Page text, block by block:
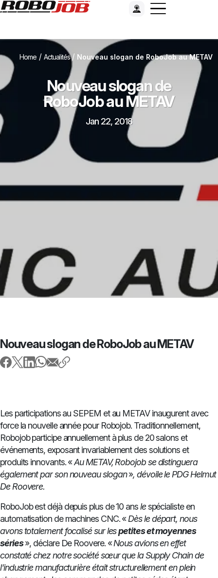
Home / Actualités/ Nouveau slogan de RoboJob au METAV
Nouveau slogan de
RoboJob au METAV
Jan 22, 2018
Nouveau slogan de RoboJob au METAV
Les participations au SEPEM et au METAV inaugurent avec
force la nouvelle année pour Robojob. Traditionnellement,
Robojob participe annuellement à plus de 20 salons et
événements, exposant invariablement des solutions et
produits innovants. «Au METAV, Robojob se distinguera
également par son nouveau slogan», dévoile le PDG Helmut
De Roovere.
RoboJob est déjà depuis plus de 10 anslespécialiste en
automatisation de machines CNC. «Dès le départ, nous
avons totalement focalisé sur lespetites et moyennes
séries», déclare De Roovere. «Nous avions en effet
constaté chez notre société sœur que la Supply Chain de
l'industrie manufacturière était structurellement en plein